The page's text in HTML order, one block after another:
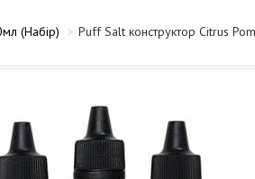
(Набір) Puff Salt конструктор Citrus